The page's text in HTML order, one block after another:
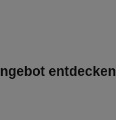
entdecken